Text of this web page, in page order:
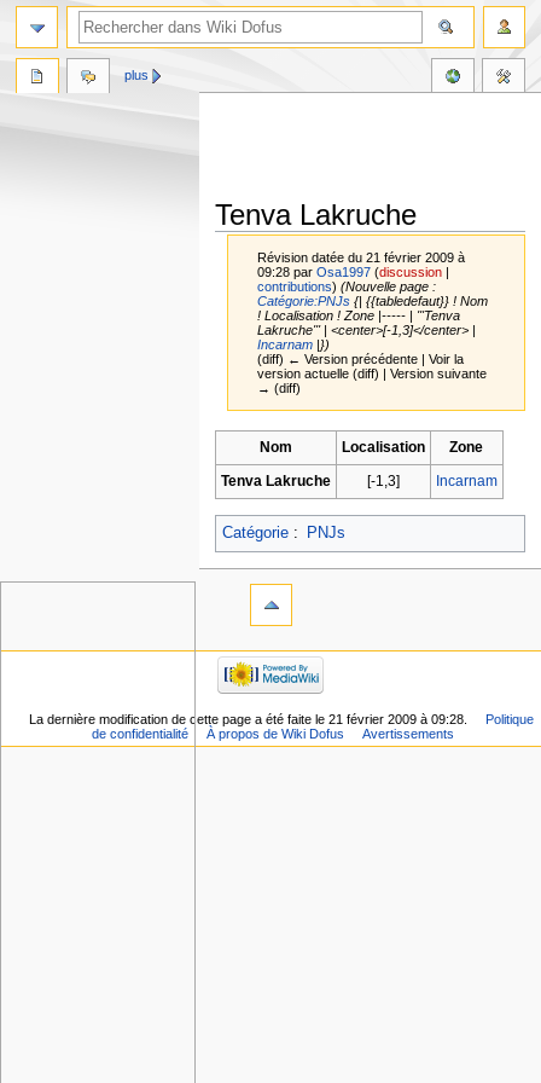
Tenva Lakruche
Révision datée du 21 février 2009 à
09:28 parOsa1997 (discussion |
contributions) (Nouvelle page :
Catégorie:PNJs {| {{tabledefaut}} ! Nom
! Localisation ! Zone |----- | '''Tenva
Lakruche''' | <center>[-1,3]</center> |
Incarnam |})
(diff) ← Version précédente | Voir la
version actuelle (diff) | Version suivante
→ (diff)
à
la
à
la
Nom Localisation
Zone
Tenva Lakruche
[-1,3] Incarnam
Catégorie: PNJs
plus
La dernière modification de cette page a été faite le 21 février 2009 à 09:28.
Politique
de confidentialité
À propos de Wiki Dofus Avertissements